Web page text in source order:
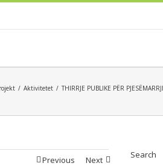
Aktivitetet THIRRJE PUBLIKE PËR
Previous Next Search